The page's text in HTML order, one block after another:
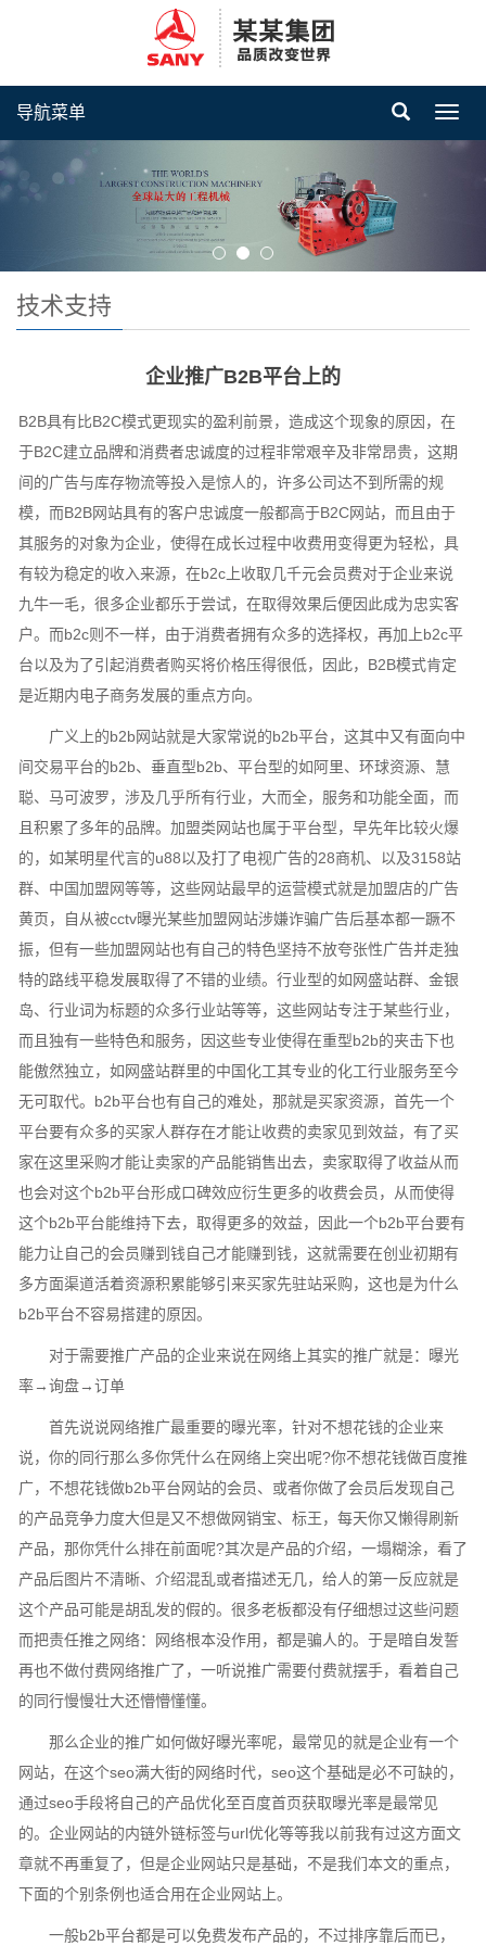
导航菜单
技术支持
企业推广B2B平台上的
B2B具有比B2C模式更现实的盈利前景，造成这个现象的原因，在
于B2C建立品牌和消费者忠诚度的过程非常艰辛及非常昂贵，这期
间的广告与库存物流等投入是惊人的，许多公司达不到所需的规
模，而B2B网站具有的客户忠诚度一般都高于B2C网站，而且由于
其服务的对象为企业，使得在成长过程中收费用变得更为轻松，具
有较为稳定的收入来源，在b2c上收取几千元会员费对于企业来说
九牛一毛，很多企业都乐于尝试，在取得效果后便因此成为忠实客
户。而b2c则不一样，由于消费者拥有众多的选择权，再加上b2c平
台以及为了引起消费者购买将价格压得很低，因此，B2B模式肯定
是近期内电子商务发展的重点方向。
广义上的b2b网站就是大家常说的b2b平台，这其中又有面向中
间交易平台的b2b、垂直型b2b、平台型的如阿里、环球资源、慧
聪、马可波罗，涉及几乎所有行业，大而全，服务和功能全面，而
且积累了多年的品牌。加盟类网站也属于平台型，早先年比较火爆
的，如某明星代言的u88以及打了电视广告的28商机、以及3158站
群、中国加盟网等等，这些网站最早的运营模式就是加盟店的广告
黄页，自从被cctv曝光某些加盟网站涉嫌诈骗广告后基本都一蹶不
振，但有一些加盟网站也有自己的特色坚持不放夸张性广告并走独
特的路线平稳发展取得了不错的业绩。行业型的如网盛站群、金银
岛、行业词为标题的众多行业站等等，这些网站专注于某些行业，
而且独有一些特色和服务，因这些专业使得在重型b2b的夹击下也
能傲然独立，如网盛站群里的中国化工其专业的化工行业服务至今
无可取代。b2b平台也有自己的难处，那就是买家资源，首先一个
平台要有众多的买家人群存在才能让收费的卖家见到效益，有了买
家在这里采购才能让卖家的产品能销售出去，卖家取得了收益从而
也会对这个b2b平台形成口碑效应衍生更多的收费会员，从而使得
这个b2b平台能维持下去，取得更多的效益，因此一个b2b平台要有
能力让自己的会员赚到钱自己才能赚到钱，这就需要在创业初期有
多方面渠道活着资源积累能够引来买家先驻站采购，这也是为什么
b2b平台不容易搭建的原因。
对于需要推广产品的企业来说在网络上其实的推广就是：曝光
率→询盘→订单
首先说说网络推广最重要的曝光率，针对不想花钱的企业来
说，你的同行那么多你凭什么在网络上突出呢?你不想花钱做百度推
广，不想花钱做b2b平台网站的会员、或者你做了会员后发现自己
的产品竞争力度大但是又不想做网销宝、标王，每天你又懒得刷新
产品，那你凭什么排在前面呢?其次是产品的介绍，一塌糊涂，看了
产品后图片不清晰、介绍混乱或者描述无几，给人的第一反应就是
这个产品可能是胡乱发的假的。很多老板都没有仔细想过这些问题
而把责任推之网络：网络根本没作用，都是骗人的。于是暗自发誓
再也不做付费网络推广了，一听说推广需要付费就摆手，看着自己
的同行慢慢壮大还懵懵懂懂。
那么企业的推广如何做好曝光率呢，最常见的就是企业有一个
网站，在这个seo满大街的网络时代，seo这个基础是必不可缺的，
通过seo手段将自己的产品优化至百度首页获取曝光率是最常见
的。企业网站的内链外链标签与url优化等等我以前我有过这方面文
章就不再重复了，但是企业网站只是基础，不是我们本文的重点，
下面的个别条例也适合用在企业网站上。
一般b2b平台都是可以免费发布产品的，不过排序靠后而已，